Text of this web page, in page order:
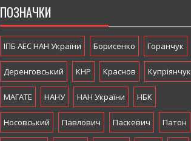
ПОЗНАЧКИ
ІПБ АЕС НАН України Борисенко Горанчук
Деренговський КНР Краснов Купріянчук
МАГАТЕ НАНУ НАН України НБК
Носовський Павлович Паскевич Патон